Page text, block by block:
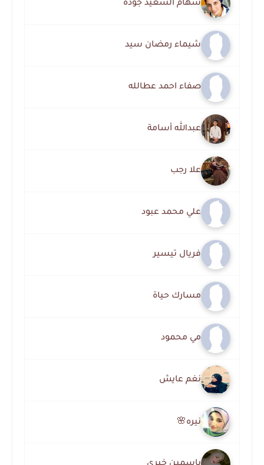
سهام السعيد جوده
شيماء رمضان سيد
صفاء احمد عطالله
عبدالله أسامة
علا رجب
علي محمد عبود
فريال تيسير
مسارك حياة
مي محمود
نغم عايش
نيره🌸